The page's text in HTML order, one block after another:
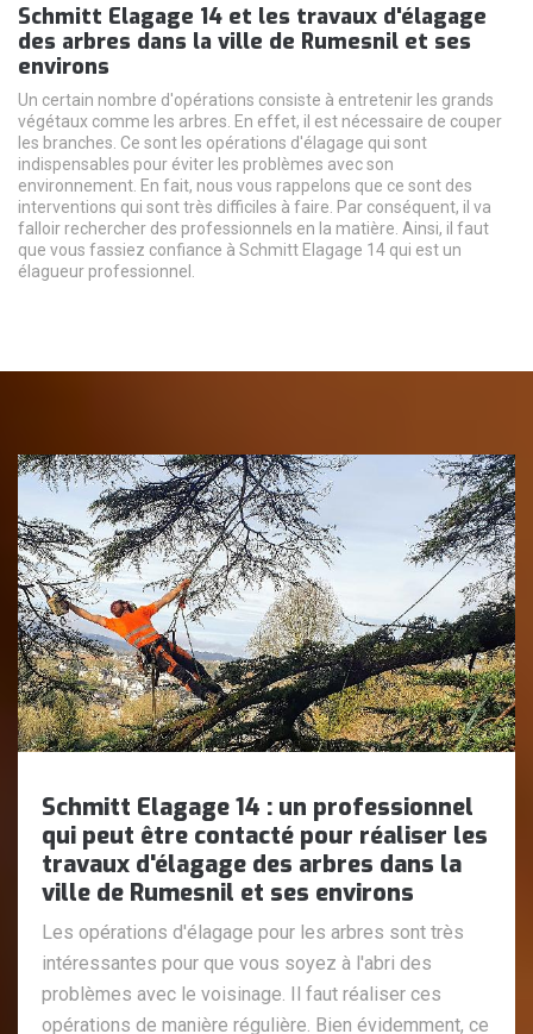
Schmitt Elagage 14 et les travaux d'élagage
des arbres dans la ville de Rumesnil et ses
environs
Un certain nombre d'opérations consiste à entretenir les grands
végétaux comme les arbres. En effet, il est nécessaire de couper
les branches. Ce sont les opérations d'élagage qui sont
indispensables pour éviter les problèmes avec son
environnement. En fait, nous vous rappelons que ce sont des
interventions qui sont très difficiles à faire. Par conséquent, il va
falloir rechercher des professionnels en la matière. Ainsi, il faut
que vous fassiez confiance à Schmitt Elagage 14 qui est un
élagueur professionnel.
Schmitt Elagage 14 : un professionnel
qui peut être contacté pour réaliser les
travaux d'élagage des arbres dans la
ville de Rumesnil et ses environs
Les opérations d'élagage pour les arbres sont très
intéressantes pour que vous soyez à l'abri des
problèmes avec le voisinage. Il faut réaliser ces
opérations de manière régulière. Bien évidemment, ce